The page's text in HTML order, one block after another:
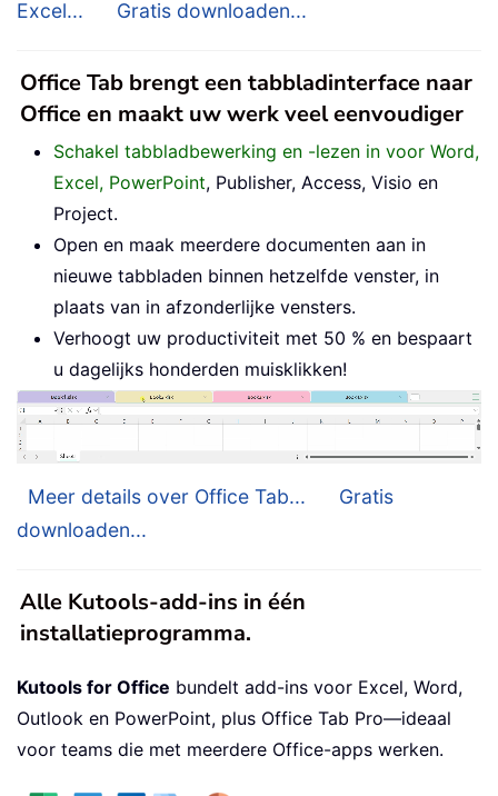
Excel...
Gratis downloaden...
Office Tab brengt een tabbladinterface naar
Office en maakt uw werk veel eenvoudiger
Schakel tabbladbewerking en -lezen in voor Word,
Excel, PowerPoint, Publisher, Access, Visio en
Project.
Open en maak meerdere documenten aan in
nieuwe tabbladen binnen hetzelfde venster, in
plaats van in afzonderlijke vensters.
Verhoogt uw productiviteit met 50 % en bespaart
u dagelijks honderden muisklikken!
Meer details over Office Tab...
Gratis
downloaden...
Alle Kutools-add-ins in één
installatieprogramma.
Kutools for Office bundelt add-ins voor Excel, Word,
Outlook en PowerPoint, plus Office Tab Pro—ideaal
voor teams die met meerdere Office-apps werken.